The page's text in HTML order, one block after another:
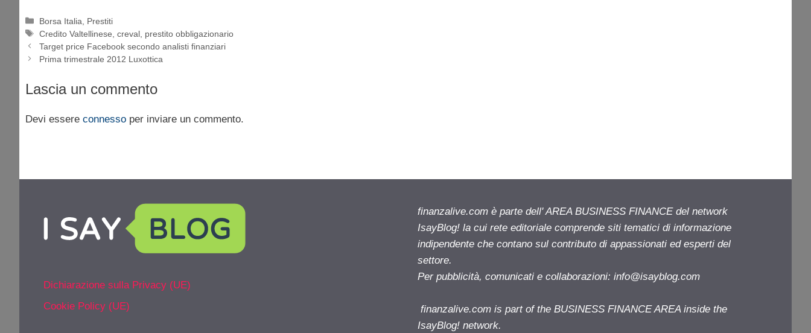
Categorie
Borsa Italia
Prestiti
Tag
Credito Valtellinese ,creval prestito obbligazionario
Target price Facebook secondo analisti finanziari
Prima trimestrale 2012 Luxottica
Lascia un commento
Devi essere connesso per inviare un commento.
Dichiarazione sulla Privacy (UE)
Cookie Policy (UE)
finanzalive.com è parte dell' AREA BUSINESS FINANCE del network
IsayBlog! la cui rete editoriale comprende siti tematici di informazione
indipendente che contano sul contributo di appassionati ed esperti del
settore.
Per pubblicità, comunicati e collaborazioni: info@isayblog.com
finanzalive.com is part of the BUSINESS FINANCE AREA inside the
IsayBlog! network.